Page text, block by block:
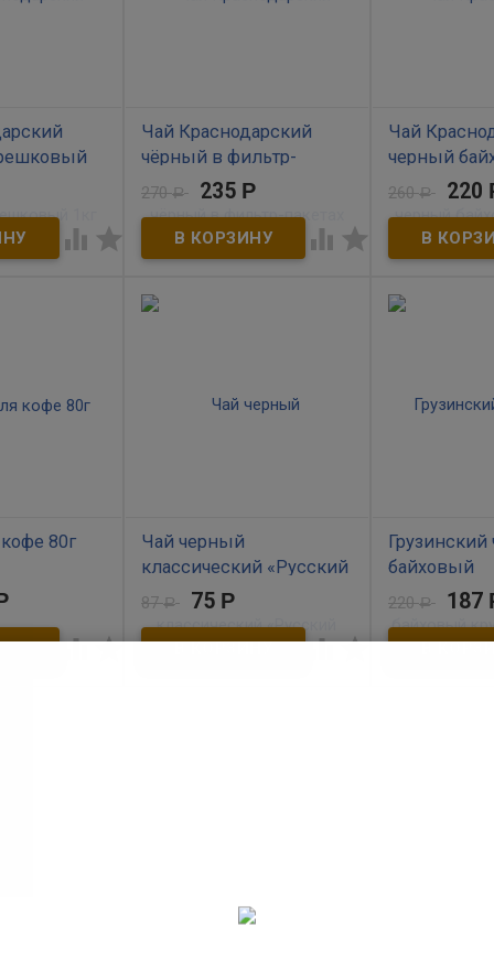
для
в
или на
 
Чай Краснодарский
чёрный в фильтр-
пакетах 100шт
В наличии
Чёрный краснодарский чай
100 штук по 1,5 грамм.
Производитель ОАО
270Р 235 Р
 
Чай
черный
липой
В наличии
Композиция
аромату и
260Р 220
80г
аромат легко

Чай черный
классический «Русский
обычай» 75г
В наличии
87Р 75 Р

байховый
В наличии
220Р 187